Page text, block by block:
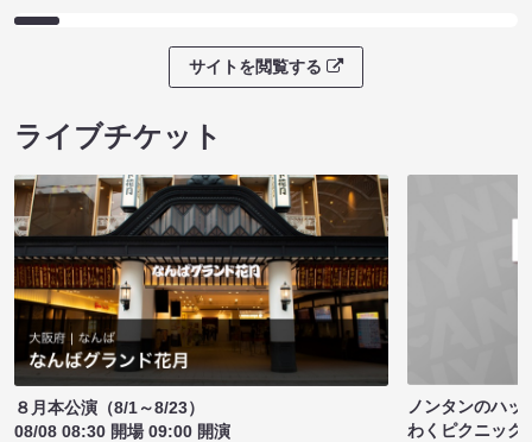
サイトを閲覧する
ライブチケット
８月本公演（8/1～8/23）
08/08 08:30 開場 09:00 開演
ノンタンのハッ
わくピクニック